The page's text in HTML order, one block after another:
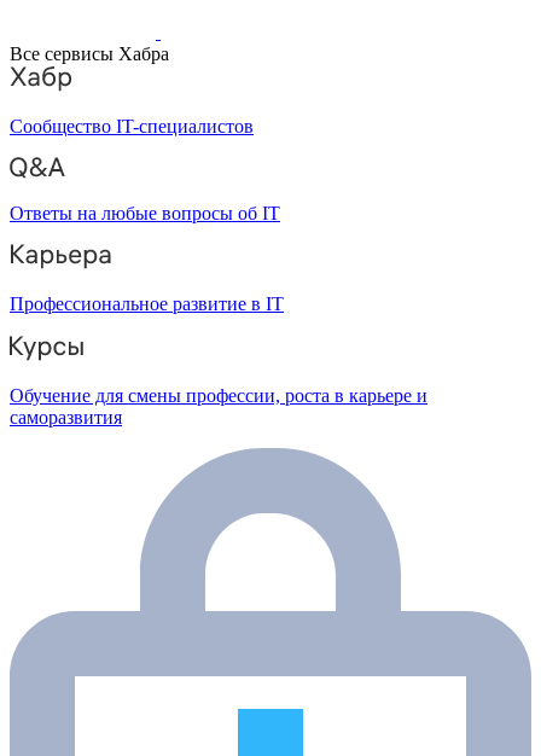
Все сервисы Хабра
Сообщество IT-специалистов
Ответы на любые вопросы об IT
Профессиональное развитие в IT
Обучение для смены профессии, роста в карьере и
саморазвития